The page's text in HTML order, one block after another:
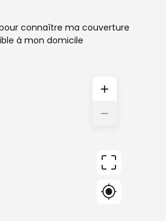
connaître ma couverture
à mon domicile
+
−